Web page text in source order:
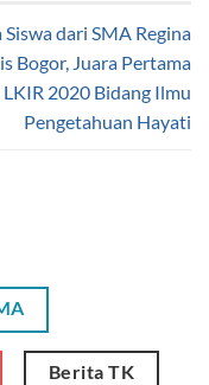
Siswa dari SMA Regina
Bogor, Juara Pertama
LKIR 2020 Bidang Ilmu
Pengetahuan Hayati
Berita TK